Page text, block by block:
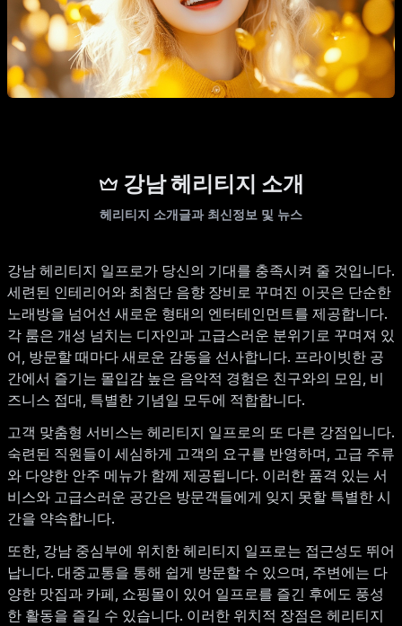
강남 헤리티지 소개
헤리티지 소개글과 최신정보 및 뉴스
강남 헤리티지 일프로가 당신의 기대를 충족시켜 줄 것입니다.
세련된 인테리어와 최첨단 음향 장비로 꾸며진 이곳은 단순한
노래방을 넘어선 새로운 형태의 엔터테인먼트를 제공합니다.
각 룸은 개성 넘치는 디자인과 고급스러운 분위기로 꾸며져 있
어, 방문할 때마다 새로운 감동을 선사합니다. 프라이빗한 공
간에서 즐기는 몰입감 높은 음악적 경험은 친구와의 모임, 비
즈니스 접대, 특별한 기념일 모두에 적합합니다.
고객 맞춤형 서비스는 헤리티지 일프로의 또 다른 강점입니다.
숙련된 직원들이 세심하게 고객의 요구를 반영하며, 고급 주류
와 다양한 안주 메뉴가 함께 제공됩니다. 이러한 품격 있는 서
비스와 고급스러운 공간은 방문객들에게 잊지 못할 특별한 시
간을 약속합니다.
또한, 강남 중심부에 위치한 헤리티지 일프로는 접근성도 뛰어
납니다. 대중교통을 통해 쉽게 방문할 수 있으며, 주변에는 다
양한 맛집과 카페, 쇼핑몰이 있어 일프로를 즐긴 후에도 풍성
한 활동을 즐길 수 있습니다. 이러한 위치적 장점은 헤리티지